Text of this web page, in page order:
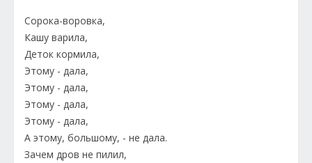
Сорока-воровка,
Кашу варила,
Деток кормила,
Этому - дала,
Этому - дала,
Этому - дала,
Этому - дала,
А этому, большому, - не дала.
Зачем дров не пилил,